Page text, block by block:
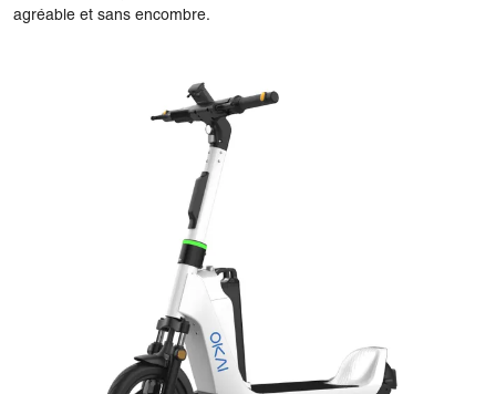
agréable et sans encombre.